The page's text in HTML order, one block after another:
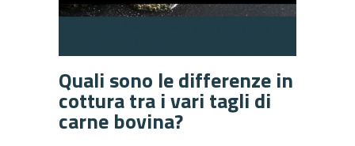
Quali sono le differenze in
cottura tra i vari tagli di
carne bovina?